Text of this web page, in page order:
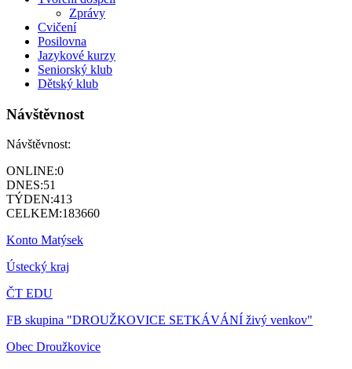
Zprávy
Cvičení
Posilovna
Jazykové kurzy
Seniorský klub
Dětský klub
Návštěvnost
Návštěvnost:
ONLINE:0
DNES:51
TÝDEN:413
CELKEM:183660
Konto Matýsek
Ústecký kraj
ČT EDU
FB skupina "DROUŽKOVICE SETKÁVÁNÍ živý venkov"
Obec Droužkovice